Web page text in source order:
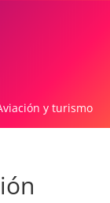
y turismo